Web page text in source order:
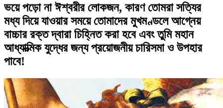
ভয়ে পড়ো না ঈশ্বরীর লোকজন, কারণ তোমরা সত্যির
মধ্য দিয়ে যাওয়ার সময়ে তোমাদের মুখমণ্ডলে আগ্নেয়
বাচ্চার রক্ত দ্বারা চিহ্নিত করা হবে এবং তুমি মহান
আধ্যাত্মিক যুদ্ধের জন্য প্রয়োজনীয় চারিসমা ও উপহার
পাবে!